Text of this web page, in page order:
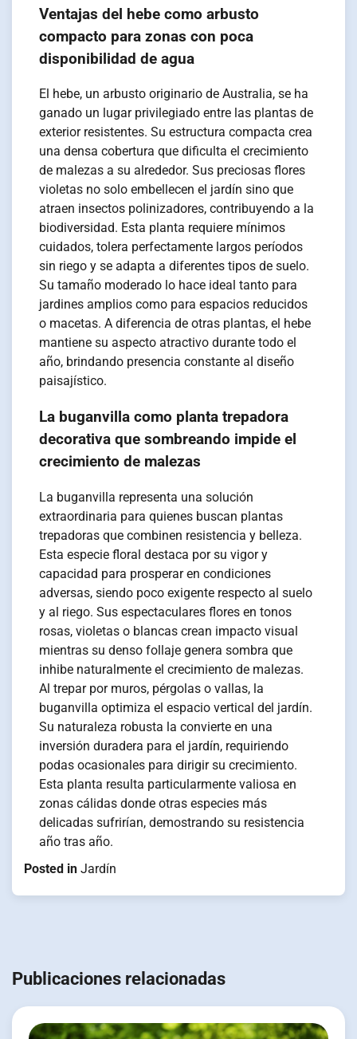
Ventajas del hebe como arbusto
compacto para zonas con poca
disponibilidad de agua
El hebe, un arbusto originario de Australia, se ha
ganado un lugar privilegiado entre las plantas de
exterior resistentes. Su estructura compacta crea
una densa cobertura que dificulta el crecimiento
de malezas a su alrededor. Sus preciosas flores
violetas no solo embellecen el jardín sino que
atraen insectos polinizadores, contribuyendo a la
biodiversidad. Esta planta requiere mínimos
cuidados, tolera perfectamente largos períodos
sin riego y se adapta a diferentes tipos de suelo.
Su tamaño moderado lo hace ideal tanto para
jardines amplios como para espacios reducidos
o macetas. A diferencia de otras plantas, el hebe
mantiene su aspecto atractivo durante todo el
año, brindando presencia constante al diseño
paisajístico.
La buganvilla como planta trepadora
decorativa que sombreando impide el
crecimiento de malezas
La buganvilla representa una solución
extraordinaria para quienes buscan plantas
trepadoras que combinen resistencia y belleza.
Esta especie floral destaca por su vigor y
capacidad para prosperar en condiciones
adversas, siendo poco exigente respecto al suelo
y al riego. Sus espectaculares flores en tonos
rosas, violetas o blancas crean impacto visual
mientras su denso follaje genera sombra que
inhibe naturalmente el crecimiento de malezas.
Al trepar por muros, pérgolas o vallas, la
buganvilla optimiza el espacio vertical del jardín.
Su naturaleza robusta la convierte en una
inversión duradera para el jardín, requiriendo
podas ocasionales para dirigir su crecimiento.
Esta planta resulta particularmente valiosa en
zonas cálidas donde otras especies más
delicadas sufrirían, demostrando su resistencia
año tras año.
Posted in Jardín
de
Publicaciones relacionadas